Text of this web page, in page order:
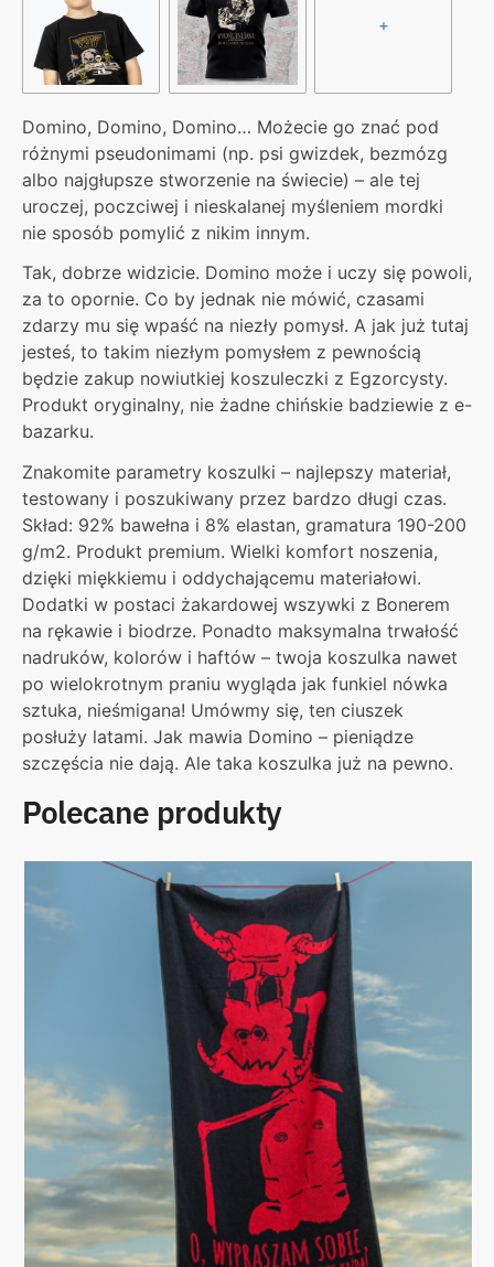
+
Domino, Domino, Domino… Możecie go znać pod
różnymi pseudonimami (np. psi gwizdek, bezmózg
albo najgłupsze stworzenie na świecie) – ale tej
uroczej, poczciwej i nieskalanej myśleniem mordki
nie sposób pomylić z nikim innym.
Tak, dobrze widzicie. Domino może i uczy się powoli,
za to opornie. Co by jednak nie mówić, czasami
zdarzy mu się wpaść na niezły pomysł. A jak już tutaj
jesteś, to takim niezłym pomysłem z pewnością
będzie zakup nowiutkiej koszuleczki z Egzorcysty.
Produkt oryginalny, nie żadne chińskie badziewie z e-
bazarku.
Znakomite parametry koszulki – najlepszy materiał,
testowany i poszukiwany przez bardzo długi czas.
Skład: 92% bawełna i 8% elastan, gramatura 190-200
g/m2. Produkt premium. Wielki komfort noszenia,
dzięki miękkiemu i oddychającemu materiałowi.
Dodatki w postaci żakardowej wszywki z Bonerem
na rękawie i biodrze. Ponadto maksymalna trwałość
nadruków, kolorów i haftów – twoja koszulka nawet
po wielokrotnym praniu wygląda jak funkiel nówka
sztuka, nieśmigana! Umówmy się, ten ciuszek
posłuży latami. Jak mawia Domino – pieniądze
szczęścia nie dają. Ale taka koszulka już na pewno.
Polecane produkty